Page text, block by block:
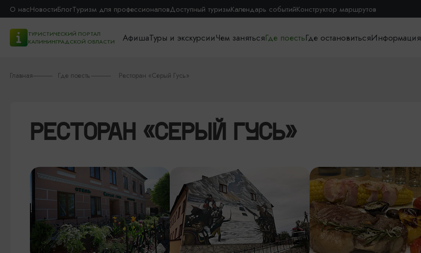
О насНовостиБлогТуризм для профессионаловДоступный туризмКалендарь событийКонструктор маршрутов
ТУРИСТИЧЕСКИЙ ПОРТАЛ
КАЛИНИНГРАДСКОЙ ОБЛАСТИ
АфишаТуры и экскурсииЧем занятьсяГде поестьГде остановитьсяИнформация
Главная Где поесть Ресторан «Серый Гусь»
РЕСТОРАН «СЕРЫЙ ГУСЬ»